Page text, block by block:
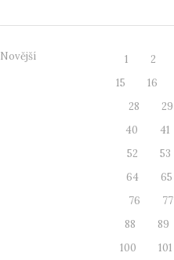
Novější 1 2
15
16
28
29
40
41
52
53
64
65
76
77
88
89
100
101